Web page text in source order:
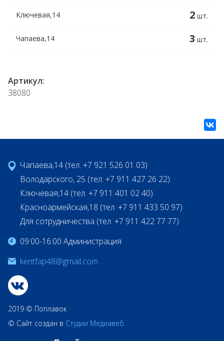
Ключевая,14 2 шт.
Чапаева,14 3 шт.
Артикул:
38080
Чапаева,14 (тел. +7 921 526 01 03)
Володарского, 25 (тел. +7 911 427 26 22)
Ключевая,14 (тел. +7 911 401 02 40)
Красноармейская,18 (тел. +7 911 433 50 97)
Для сотрудничества (тел. +7 911 422 77 77)
09:00-16:00 Администрация
kentfap48@gmail.com
2019 © Поплавок
© Сайт создан в Студии Медиавеб